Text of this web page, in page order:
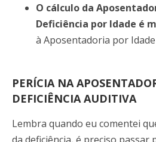
O cálculo da
Deficiência por Idade é
à Aposentadoria por Idade
PERÍCIA NA
DEFICIÊNCIA AUDITIVA
Lembra quando eu comentei